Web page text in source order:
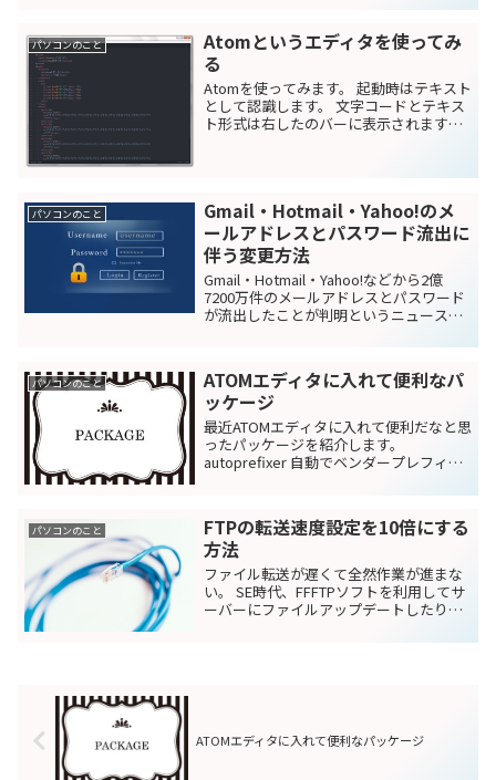
存していたんですが、途中から2台目の外
付けHDDを購入して1台目に入っている絶
対になくし...
パソコンのこと
Atomというエディタを使ってみ
る
Atomを使ってみます。 起動時はテキスト
として認識します。 文字コードとテキス
ト形式は右したのバーに表示されます。
リックします。 好きなテキスト形式が選
パソコンのこと
Gmail・Hotmail・Yahoo!のメ
ールアドレスとパスワード流出に
伴う変更方法
Gmail・Hotmail・Yahoo!などから2億
7200万件のメールアドレスとパスワード
が流出したことが判明というニュースが
Microsoftは現在調査中ということで、何
の発表もないですが、あま...
パソコンのこと
ATOMエディタに入れて便利なパ
ッケージ
最近ATOMエディタに入れて便利だなと思
ったパッケージを紹介します。
autoprefixer 自動でベンダープレフィッ
cmd+shift+p(Windowsだとctrl+shift+p)
でautopre...
パソコンのこと
FTPの転送速度設定を10倍にする
方法
ファイル転送が遅くて全然作業が進まな
い。 SE時代、FFFTPソフトを利用してサ
ーバーにファイルアップデートしたりダ
制作するようになってからFFFTPソフト
ATOMエディタに入れて便利なパッケージ